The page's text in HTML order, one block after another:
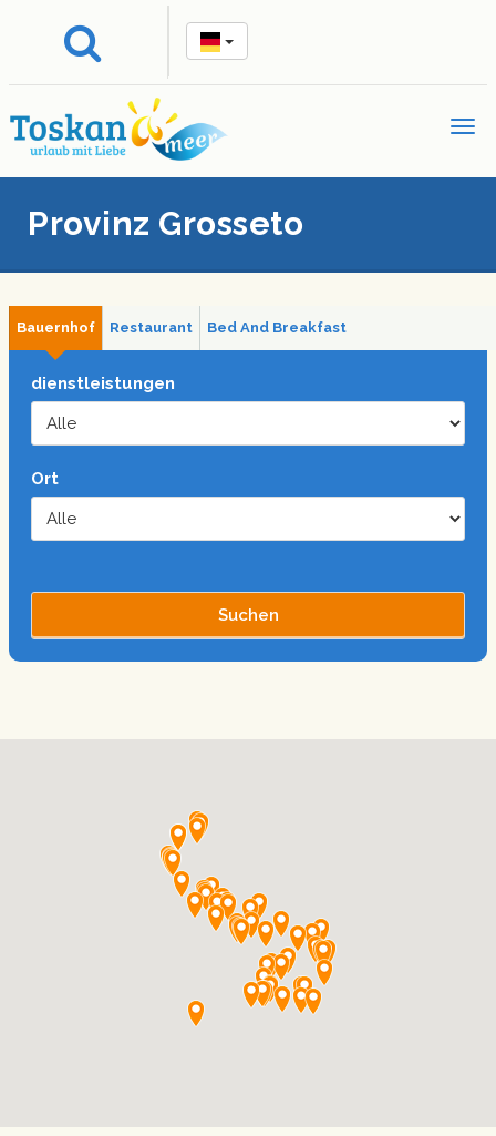
Provinz Grosseto
Bauernhof Restaurant Bed And Breakfast
dienstleistungen
Ort